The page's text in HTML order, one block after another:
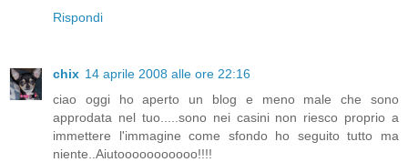
Rispondi
chix 14 aprile 2008 alle ore 22:16
ciao oggi ho aperto un blog e meno male che sono
approdata nel tuo.....sono nei casini non riesco proprio a
immettere l'immagine come sfondo ho seguito tutto ma
niente..Aiutooooooooooo!!!!